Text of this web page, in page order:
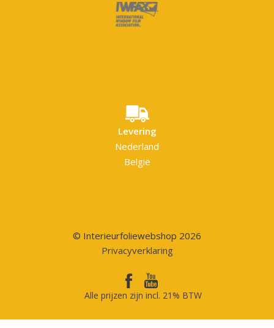
Levering
Nederland
België
© Interieurfoliewebshop 2026
Privacyverklaring
Alle prijzen zijn incl. 21% BTW